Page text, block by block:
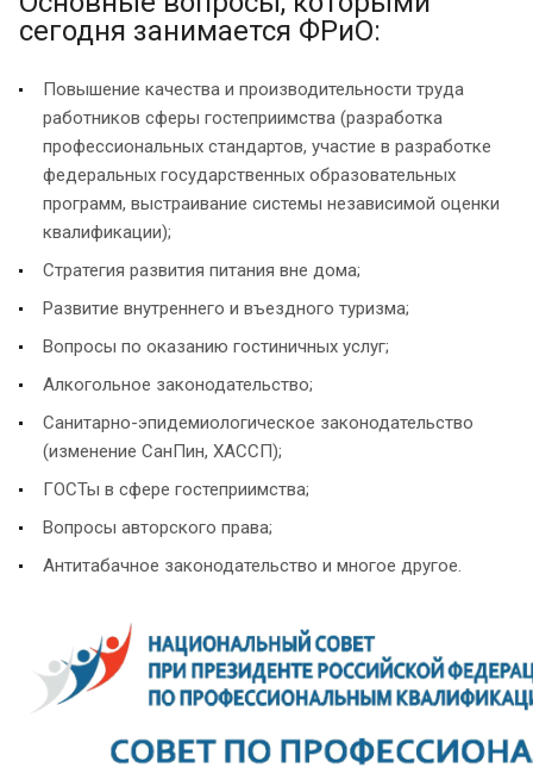
сегодня занимается ФРиО:
Повышение качества и производительности труда
работников сферы гостеприимства (разработка
профессиональных стандартов, участие в разработке
федеральных государственных образовательных
программ, выстраивание системы независимой оценки
квалификации);
Стратегия развития питания вне дома;
Развитие внутреннего и въездного туризма;
Вопросы по оказанию гостиничных услуг;
Алкогольное законодательство;
Санитарно-эпидемиологическое законодательство
(изменение СанПин, ХАССП);
ГОСТы в сфере гостеприимства;
Вопросы авторского права;
Антитабачное законодательство и многое другое.